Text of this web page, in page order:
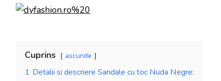
Cuprins ascunde
1 Detalii si descriere Sandale cu toc Nuda Negre: